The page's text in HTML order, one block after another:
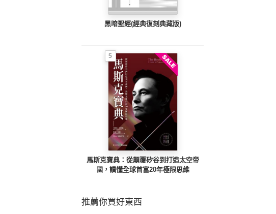
黑暗聖經(經典復刻典藏版)
5
馬斯克寶典：從顛覆矽谷到打造太空帝
國，讀懂全球首富20年極限思維
推薦你買好東西